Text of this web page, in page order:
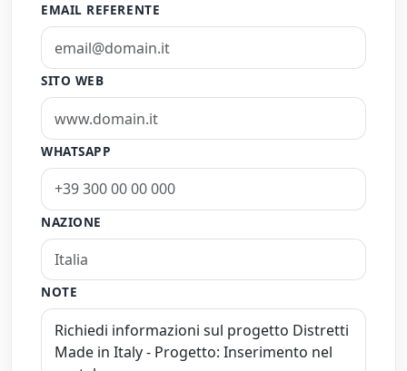
EMAIL REFERENTE
SITO WEB
WHATSAPP
NAZIONE
NOTE